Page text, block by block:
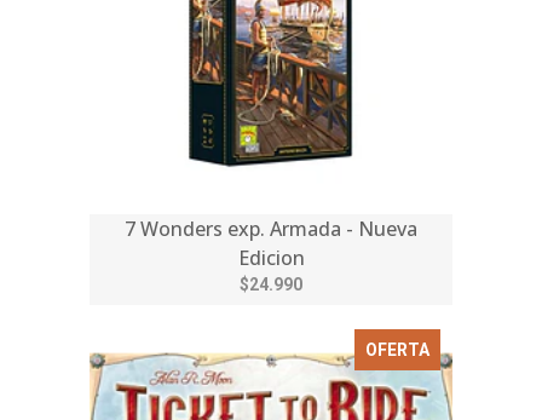
7 Wonders exp. Armada - Nueva
Edicion
$24.990
OFERTA